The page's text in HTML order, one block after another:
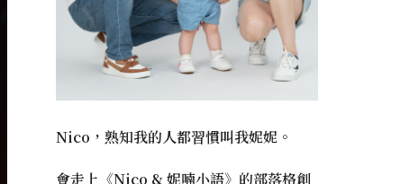
Nico，熟知我的人都習慣叫我妮妮。
會走上《Nico & 妮喃小語》的部落格創